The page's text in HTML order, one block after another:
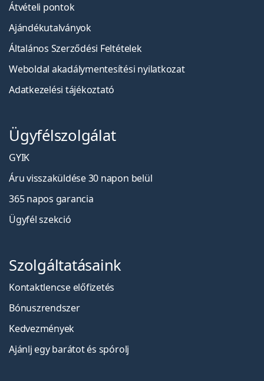
Átvételi pontok
Ajándékutalványok
Általános Szerződési Feltételek
Weboldal akadálymentesítési nyilatkozat
Adatkezelési tájékoztató
Ügyfélszolgálat
GYIK
Áru visszaküldése 30 napon belül
365 napos garancia
Ügyfél szekció
Szolgáltatásaink
Kontaktlencse előfizetés
Bónuszrendszer
Kedvezmények
Ajánlj egy barátot és spórolj